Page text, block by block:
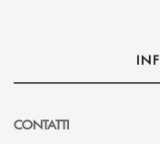
CONTATTI